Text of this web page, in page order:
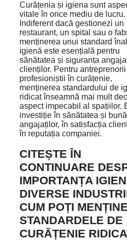
Curățenia și igiena sunt
vitale în orice mediu de lucru.
Indiferent dacă gestionezi un
restaurant, un spital sau o
menținerea unui standard
igienă este esențială pentru
sănătatea și siguranța
clienților. Pentru antreprenorii
profesioniștii în curățenie,
menținerea standardului de
ridicat înseamnă mai mult
aspect impecabil al spațiilor.
investiție în sănătatea și
angajaților, în satisfacția
în reputația companiei.
CITEȘTE ÎN
CONTINUARE
IMPORTANȚA
DIVERSE
CUM POȚI MENȚINE
STANDARDELE DE
CURĂȚENIE